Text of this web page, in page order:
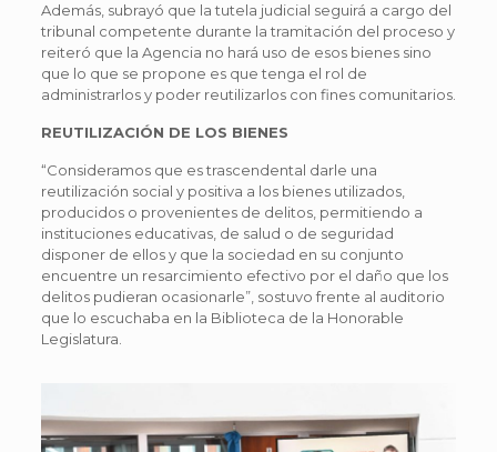
Además, subrayó que la tutela judicial seguirá a cargo del
tribunal competente durante la tramitación del proceso y
reiteró que la Agencia no hará uso de esos bienes sino
que lo que se propone es que tenga el rol de
administrarlos y poder reutilizarlos con fines comunitarios.
REUTILIZACIÓN DE LOS BIENES
“Consideramos que es trascendental darle una
reutilización social y positiva a los bienes utilizados,
producidos o provenientes de delitos, permitiendo a
instituciones educativas, de salud o de seguridad
disponer de ellos y que la sociedad en su conjunto
encuentre un resarcimiento efectivo por el daño que los
delitos pudieran ocasionarle”, sostuvo frente al auditorio
que lo escuchaba en la Biblioteca de la Honorable
Legislatura.